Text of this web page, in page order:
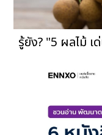
รู้ยัง? "5 ผลไม้ เ